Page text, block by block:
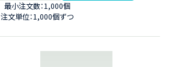
最小注文数：1,000個
注文単位：1,000個ずつ